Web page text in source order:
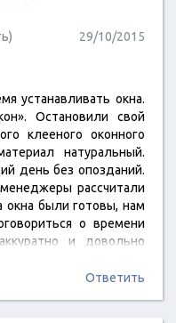
29/10/2015
устанавливать окна.
Остановили свой
клееного оконного
натуральный.
день без опозданий.
рассчитали
окна были готовы, нам
о времени
и довольно
специалисты.Ответить